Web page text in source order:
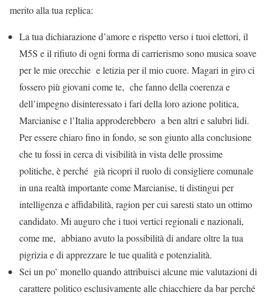
merito alla tua replica:
La tua dichiarazione d’amore e rispetto verso i tuoi elettori, il
M5S e il rifiuto di ogni forma di carrierismo sono musica soave
per le mie orecchie e letizia per il mio cuore. Magari in giro ci
fossero più giovani come te, che fanno della coerenza e
dell’impegno disinteressato i fari della loro azione politica,
Marcianise e l’Italia approderebbero a ben altri e salubri lidi.
Per essere chiaro fino in fondo, se son giunto alla conclusione
che tu fossi in cerca di visibilità in vista delle prossime
politiche, è perché già ricopri il ruolo di consigliere comunale
in una realtà importante come Marcianise, ti distingui per
intelligenza e affidabilità, ragion per cui saresti stato un ottimo
candidato. Mi auguro che i tuoi vertici regionali e nazionali,
come me, abbiano avuto la possibilità di andare oltre la tua
pigrizia e di apprezzare le tue qualità e potenzialità.
Sei un po’ monello quando attribuisci alcune mie valutazioni di
carattere politico esclusivamente alle chiacchiere da bar perché